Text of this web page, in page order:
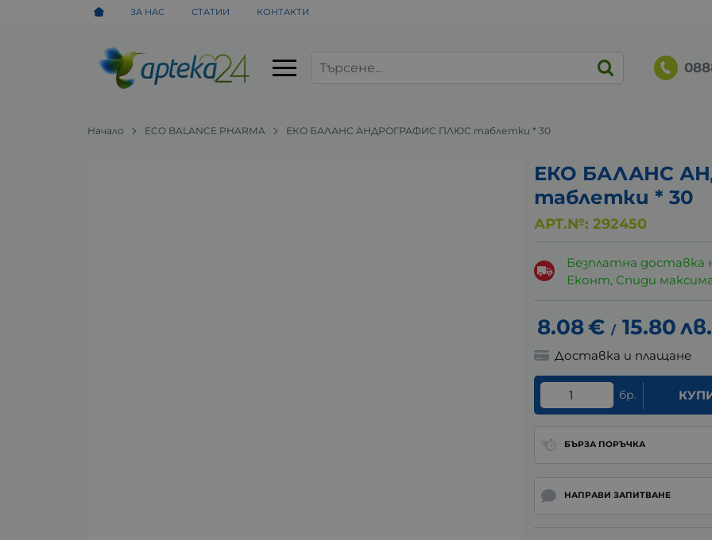
ЗА НАС СТАТИИ КОНТАКТИ
Начало ECO BALANCE PHARMA ЕКО БАЛАНС АНДРОГРАФИС ПЛЮС таблетки * 30
ЕКО БАЛАНС
таблетки * 30
АРТ.№: 292450
Безплатна доставка
Еконт, Спиди
8.08€ / 15.80лв.
Доставка и плащане
бр.
БЪРЗА ПОРЪЧКА
НАПРАВИ ЗАПИТВАНЕ